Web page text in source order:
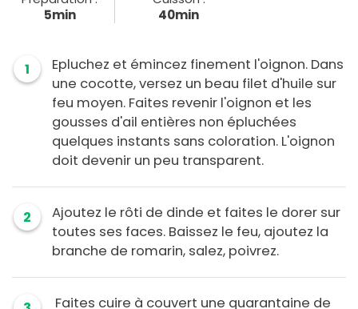
5min
40min
1
Epluchez et émincez finement l'oignon. Dans
une cocotte, versez un beau filet d'huile sur
feu moyen. Faites revenir l'oignon et les
gousses d'ail entières non épluchées
quelques instants sans coloration. L'oignon
doit devenir un peu transparent.
2
Ajoutez le rôti de dinde et faites le dorer sur
toutes ses faces. Baissez le feu, ajoutez la
branche de romarin, salez, poivrez.
Faites cuire à couvert une quarantaine de